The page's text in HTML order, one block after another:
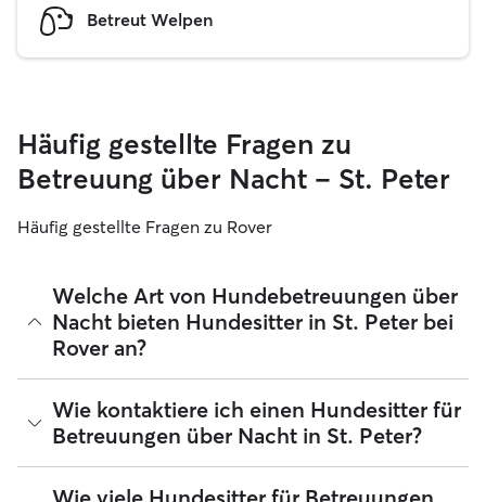
Betreut Welpen
Häufig gestellte Fragen zu
Betreuung über Nacht – St. Peter
Häufig gestellte Fragen zu Rover
Welche Art von Hundebetreuungen über
Nacht bieten Hundesitter in St. Peter bei
Rover an?
Mit Rover findest du ganz leicht Hundesitter für
Betreuungen über Nacht in St. Peter, die sich in ihrem
Zuhause liebevoll um deinen Hund kümmern. Die
verifizierten 5-Sterne-Sitter, die du bei Rover findest,
Wie kontaktiere ich einen Hundesitter für
Betreuungen über Nacht in St. Peter?
Wenn du zum ersten Mal nach einem Hundesitter für